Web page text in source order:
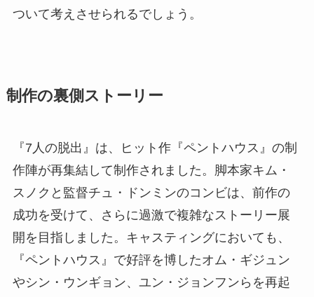
ついて考えさせられるでしょう。
制作の裏側ストーリー
『7人の脱出』は、ヒット作『ペントハウス』の制
作陣が再集結して制作されました。脚本家キム・
スノクと監督チュ・ドンミンのコンビは、前作の
成功を受けて、さらに過激で複雑なストーリー展
開を目指しました。キャスティングにおいても、
『ペントハウス』で好評を博したオム・ギジュン
やシン・ウンギョン、ユン・ジョンフンらを再起